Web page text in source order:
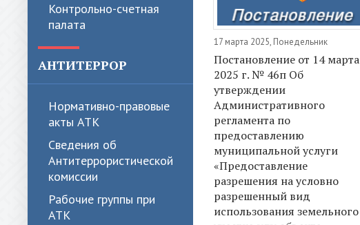
Контрольно-счетная
палата
АНТИТЕРРОР
Нормативно-правовые
акты АТК
Сведения об
Антитеррористической
комиссии
Рабочие группы при
АТК
17 марта 2025, Понедельник
Постановление от 14 марта
2025 г. № 46п Об
утверждении
Административного
регламента по
предоставлению
муниципальной услуги
«Предоставление
разрешения на условно
разрешенный вид
использования земельного